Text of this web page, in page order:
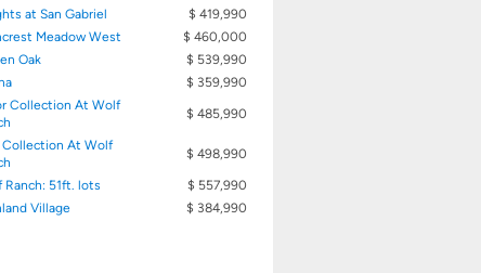
at San Gabriel
$ 419,990
Meadow West
$ 460,000
Oak
$ 539,990
$ 359,990
Collection At Wolf
$ 485,990
Collection At Wolf
$ 498,990
Ranch: 51ft. lots
$ 557,990
Village
$ 384,990